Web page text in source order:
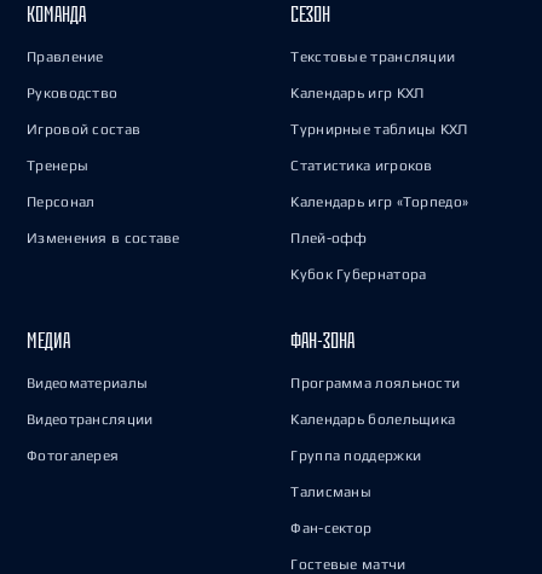
КОМАНДА
Правление
Руководство
Игровой состав
Тренеры
Персонал
Изменения в составе
СЕЗОН
Текстовые трансляции
Календарь игр КХЛ
Турнирные таблицы КХЛ
Статистика игроков
Календарь игр «Торпедо»
Плей-офф
Кубок Губернатора
МЕДИА
Видеоматериалы
Видеотрансляции
Фотогалерея
ФАН-ЗОНА
Программа лояльности
Календарь болельщика
Группа поддержки
Талисманы
Фан-сектор
Гостевые матчи